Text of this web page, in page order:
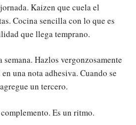
Kaizen que cuela el
Cocina sencilla con lo que es
que llega temprano.
semana. Hazlos vergonzosamente
una nota adhesiva. Cuando se
un tercero.
Es un ritmo.